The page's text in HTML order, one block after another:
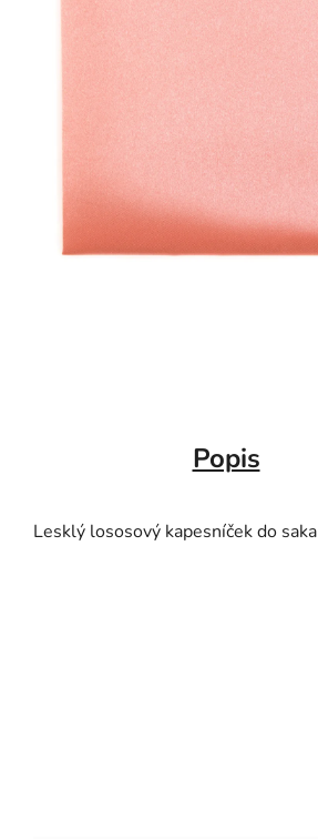
Popis
Lesklý lososový kapesníček do saka